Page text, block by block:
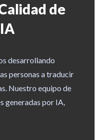
de
desarrollando
personas a traducir
Nuestro equipo de
generadas por IA,